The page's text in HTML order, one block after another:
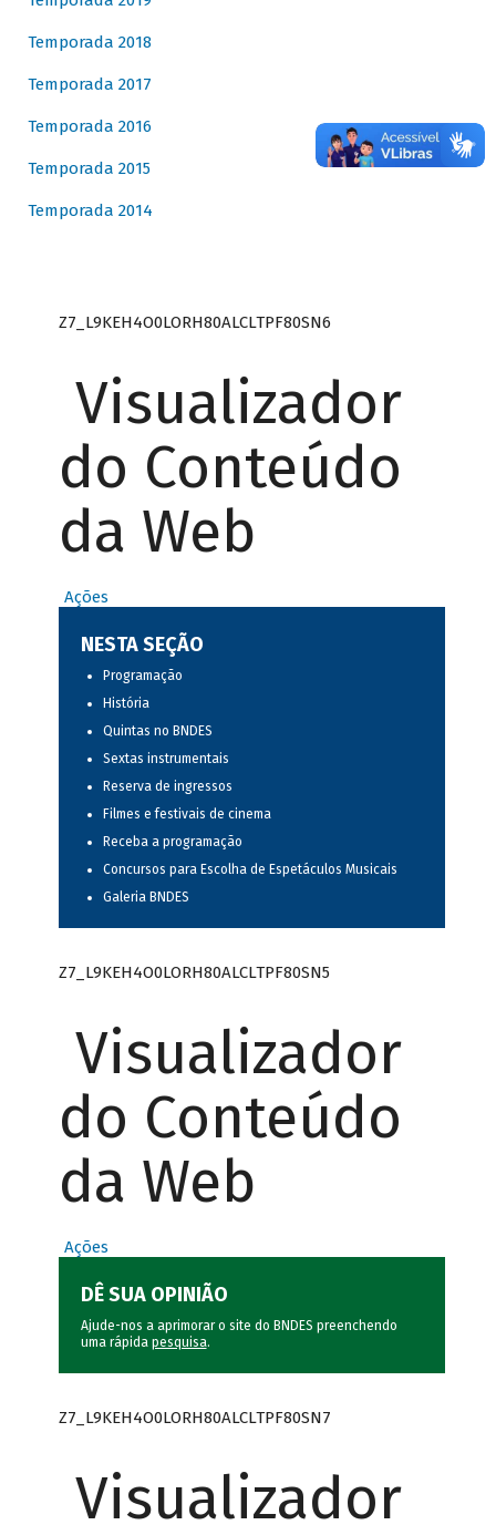
Temporada 2018
Temporada 2017
Temporada 2016
Temporada 2015
Temporada 2014
Z7_L9KEH4O0LORH80ALCLTPF80SN6
Visualizador
do Conteúdo
da Web
Ações
NESTA SEÇÃO
Programação
História
Quintas no BNDES
Sextas instrumentais
Reserva de ingressos
Filmes e festivais de cinema
Receba a programação
Concursos para Escolha de Espetáculos Musicais
Galeria BNDES
Z7_L9KEH4O0LORH80ALCLTPF80SN5
Visualizador
do Conteúdo
da Web
Ações
DÊ SUA OPINIÃO
Ajude-nos a aprimorar o site do BNDES preenchendo
uma rápida pesquisa.
Z7_L9KEH4O0LORH80ALCLTPF80SN7
Visualizador